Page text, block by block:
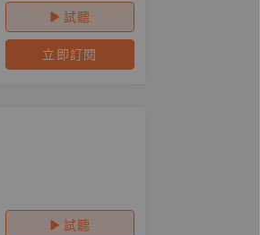
#客語文學作家創作計畫
試聽
立即訂閱
試聽